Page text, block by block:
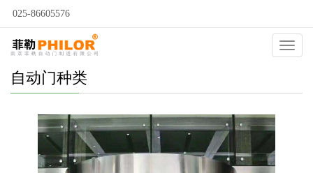
025-86605576
自动门种类